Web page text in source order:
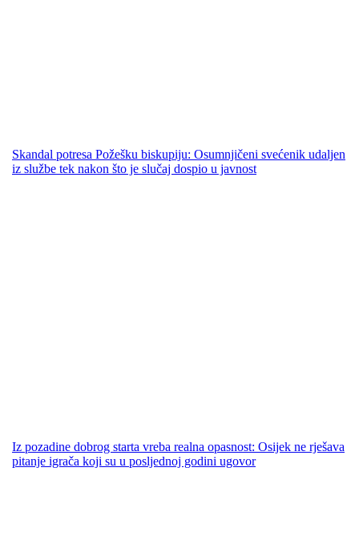
Skandal potresa Požešku biskupiju: Osumnjičeni svećenik udaljen
iz službe tek nakon što je slučaj dospio u javnost
Iz pozadine dobrog starta vreba realna opasnost: Osijek ne rješava
pitanje igrača koji su u posljednoj godini ugovor